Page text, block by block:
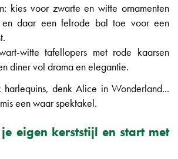
kies voor zwarte en witte ornamenten
daar een felrode bal toe voor een
witte tafellopers met rode kaarsen
diner vol drama en elegantie.
harlequins, denk Alice in Wonderland...
een waar spektakel.
eigen kerststijl en start met